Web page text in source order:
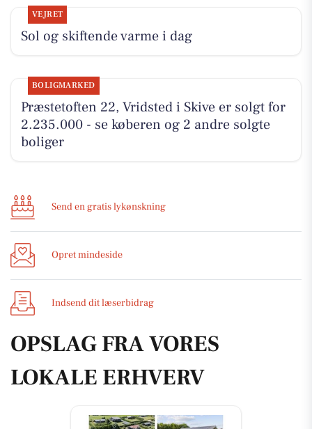
VEJRET
Sol og skiftende varme i dag
BOLIGMARKED
Præstetoften 22, Vridsted i Skive er solgt for
2.235.000 - se køberen og 2 andre solgte
boliger
Send en gratis lykønskning
Opret mindeside
Indsend dit læserbidrag
OPSLAG FRA VORES
LOKALE ERHVERV